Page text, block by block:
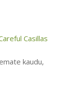
Casillas
kaudu,